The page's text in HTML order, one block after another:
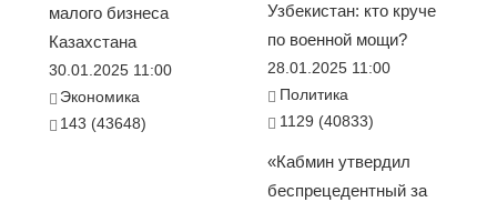
малого бизнеса
Казахстана
30.01.2025 11:00
Экономика
143 (43648)
Узбекистан: кто круче
по военной мощи?
28.01.2025 11:00
Политика
1129 (40833)
«Кабмин утвердил
беспрецедентный за